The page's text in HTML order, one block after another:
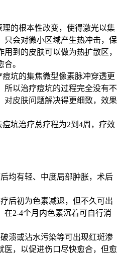
的根本性改变，使得激光以集
只会对微小区域产生热冲击，保
到的皮肤可以做为热扩散区，
。
坑的集焦微型像素脉冲穿透更
所以治疗痘坑的过程完全没有不
对皮肤问题解决得更细致，效果
坑治疗总疗程为2到4周，疗效
均有轻、中度局部肿胀，术后
,;
后初为色素减退，但不久可出
2-4个月内色素沉着可自行消
溃或沾水污染等可出现红斑渗
医，以促进伤口尽快愈合，但愈